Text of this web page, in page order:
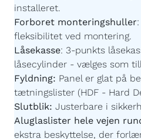
installeret.
Forboret monteringshuller:
fleksibilitet ved montering.
Låsekasse: 3-punkts
låsecylinder - vælges som
Fyldning: Panel er glat på
tætningslister (HDF - Hard
Slutblik: Justerbare i
Aluglaslister hele vejen
ekstra beskyttelse, der